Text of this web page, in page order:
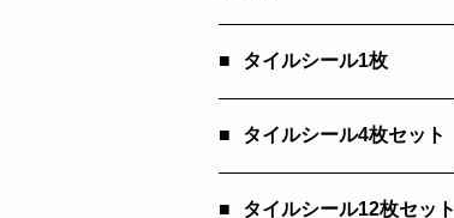
■ タイルシール1枚
■ タイルシール4枚セット
■ タイルシール12枚セット